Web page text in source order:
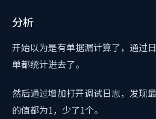
分析
开始以为是有单据漏计算了，通过
单都统计进去了。
然后通过增加打开调试日志，发现
的值都为1，少了1个。